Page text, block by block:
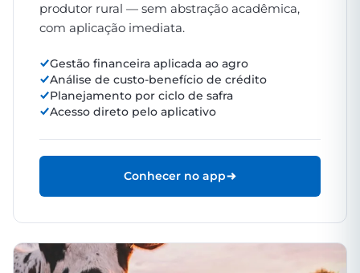
produtor rural — sem abstração acadêmica,
com aplicação imediata.
Gestão financeira aplicada ao agro
Análise de custo-benefício de crédito
Planejamento por ciclo de safra
Acesso direto pelo aplicativo
Conhecer no app